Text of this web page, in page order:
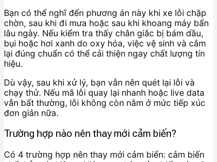
Bạn có thể nghĩ đến phương án này khi xe lỗi chập
chờn, sau khi đi mưa hoặc sau khi khoang máy bẩn
lâu ngày. Nếu kiểm tra thấy chân giắc bị bám dầu,
bụi hoặc hơi xanh do oxy hóa, việc vệ sinh và cắm
lại đúng chuẩn có thể cải thiện ngay chất lượng tín
hiệu.
Dù vậy, sau khi xử lý, bạn vẫn nên quét lại lỗi và
chạy thử. Nếu mã lỗi quay lại nhanh hoặc live data
vẫn bất thường, lỗi không còn nằm ở mức tiếp xúc
đơn giản nữa.
Trường hợp nào nên thay mới cảm biến?
Có 4 trường hợp nên thay mới cảm biến: cảm biến